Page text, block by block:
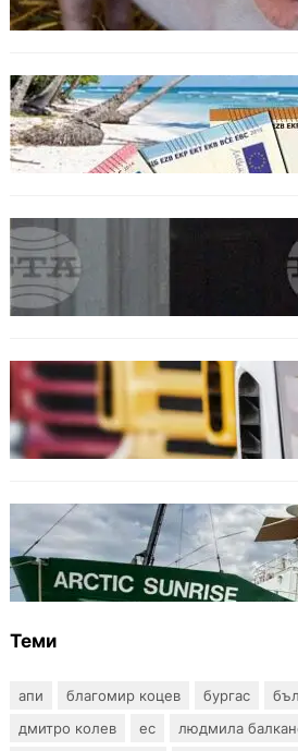
ИКОНОМИКА
Край на цените в две
етикетите ще са
Варна отбелязва 147
на Военноморските
БЪЛГАРИЯ
Нови ограничения за
тона по ключови
БЪЛГАРИЯ
Корабът на
Варна с кампания за
море
Теми
апи благомир коцев бургас
дмитро колев
ес людмила